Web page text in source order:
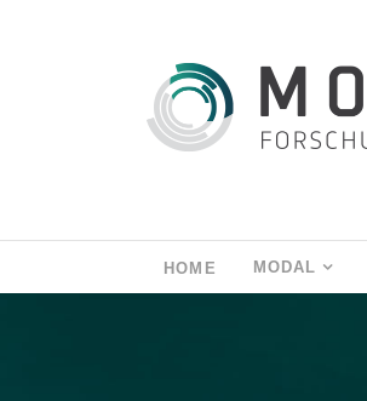
HOME MODAL